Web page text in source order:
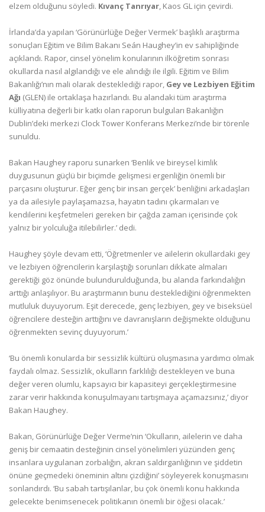
elzem olduğunu söyledi. Kıvanç Tanrıyar, Kaos GL için çevirdi.
İrlanda’da yapılan ‘Görünürlüğe Değer Vermek’ başlıklı araştırma
sonuçları Eğitim ve Bilim Bakanı Seán Haughey’in ev sahipliğinde
açıklandı. Rapor, cinsel yönelim konularının ilköğretim sonrası
okullarda nasıl algılandığı ve ele alındığı ile ilgili. Eğitim ve Bilim
Bakanlığı’nın mali olarak desteklediği rapor, Gey ve Lezbiyen Eğitim
Ağı (GLEN) ile ortaklaşa hazırlandı. Bu alandaki tüm araştırma
külliyatına değerli bir katkı olan raporun bulguları Bakanlığın
Dublin’deki merkezi Clock Tower Konferans Merkezi’nde bir törenle
sunuldu.
Bakan Haughey raporu sunarken ‘Benlik ve bireysel kimlik
duygusunun güçlü bir biçimde gelişmesi ergenliğin önemli bir
parçasını oluşturur. Eğer genç bir insan gerçek’ benliğini arkadaşları
ya da ailesiyle paylaşamazsa, hayatın tadını çıkarmaları ve
kendilerini keşfetmeleri gereken bir çağda zaman içerisinde çok
yalnız bir yolculuğa itilebilirler.’ dedi.
Haughey şöyle devam etti, ‘Öğretmenler ve ailelerin okullardaki gey
ve lezbiyen öğrencilerin karşılaştığı sorunları dikkate almaları
gerektiği göz önünde bulundurulduğunda, bu alanda farkındalığın
arttığı anlaşılıyor. Bu araştırmanın bunu desteklediğini öğrenmekten
mutluluk duyuyorum. Eşit derecede, genç lezbiyen, gey ve biseksüel
öğrencilere desteğin arttığını ve davranışların değişmekte olduğunu
öğrenmekten sevinç duyuyorum.’
‘Bu önemli konularda bir sessizlik kültürü oluşmasına yardımcı olmak
faydalı olmaz. Sessizlik, okulların farklılığı destekleyen ve buna
değer veren olumlu, kapsayıcı bir kapasiteyi gerçekleştirmesine
zarar verir hakkında konuşulmayanı tartışmaya açamazsınız,’ diyor
Bakan Haughey.
Bakan, Görünürlüğe Değer Verme’nin ‘Okulların, ailelerin ve daha
geniş bir cemaatin desteğinin cinsel yönelimleri yüzünden genç
insanlara uygulanan zorbalığın, akran saldırganlığının ve şiddetin
önüne geçmedeki öneminin altını çizdiğini’ söyleyerek konuşmasını
sonlandırdı. ‘Bu sabah tartışılanlar, bu çok önemli konu hakkında
gelecekte benimsenecek politikanın önemli bir öğesi olacak.’